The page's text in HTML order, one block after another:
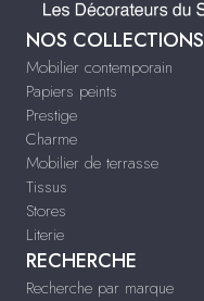
NOS COLLECTIONS
Mobilier contemporain
Papiers peints
Prestige
Charme
Mobilier de terrasse
Tissus
Stores
Literie
RECHERCHE
Recherche par marque